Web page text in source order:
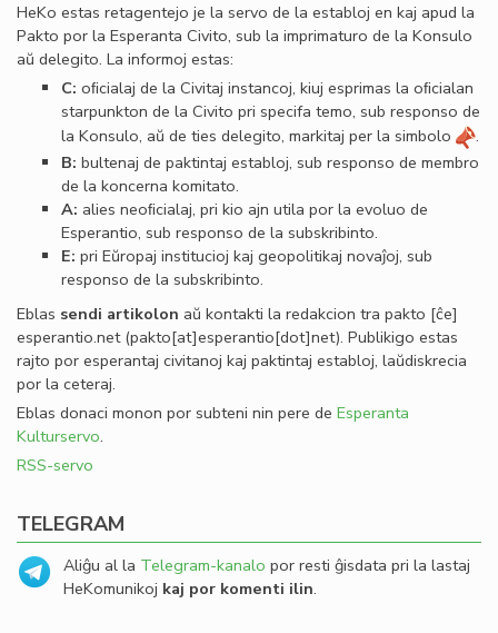
HeKo estas retagentejo je la servo de la establoj en kaj apud la
Pakto por la Esperanta Civito, sub la imprimaturo de la Konsulo
aŭ delegito. La informoj estas:
C: oﬁcialaj de la Civitaj instancoj, kiuj esprimas la oﬁcialan
starpunkton de la Civito pri specifa temo, sub responso de
la Konsulo, aŭ de ties delegito, markitaj per la simbolo
.
B: bultenaj de paktintaj establoj, sub responso de membro
de la koncerna komitato.
A: alies neoﬁcialaj, pri kio ajn utila por la evoluo de
Esperantio, sub responso de la subskribinto.
E: pri Eŭropaj institucioj kaj geopolitikaj novaĵoj, sub
responso de la subskribinto.
Eblas sendi artikolon aŭ kontakti la redakcion tra pakto [ĉe]
esperantio.net(pakto[at]esperantio[dot]net). Publikigo estas
rajto por esperantaj civitanoj kaj paktintaj establoj, laŭdiskrecia
por la ceteraj.
Eblas donaci monon por subteni nin pere de Esperanta
Kulturservo.
RSS-servo
TELEGRAM
Aliĝu al la Telegram-kanalo por resti ĝisdata pri la lastaj
HeKomunikoj kaj por komenti ilin.